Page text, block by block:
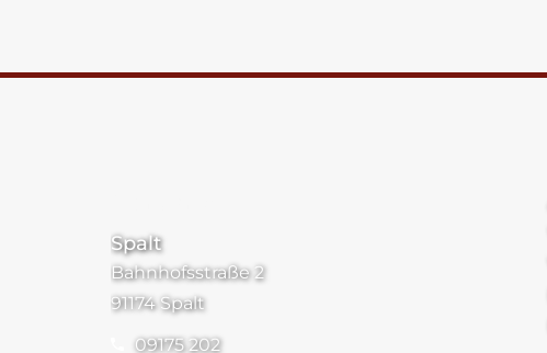
Spalt
Bahnhofsstraße 2
91174 Spalt
09175 202